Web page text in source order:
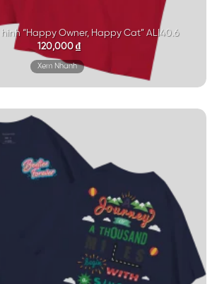
“Happy Owner, Happy Cat” ALI40.6
120,000₫
Xem Nhanh